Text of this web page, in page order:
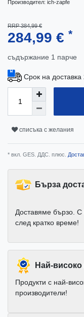
Производител: ich-zapfe
RRP 384,99 €
284,99 € *
съдържание 1 парче
Срок на
списъка с желания
* вкл. GES. ДДС. плюс.
Бърза
Доставяме бързо.
след кратко време!
Най-високо
Продукти с най-
производители!